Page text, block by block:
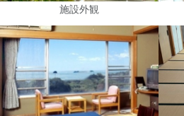
施設外観